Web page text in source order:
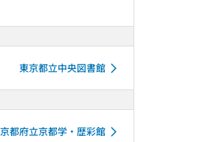
東京都立中央図書館
京都府立京都学・歴彩館